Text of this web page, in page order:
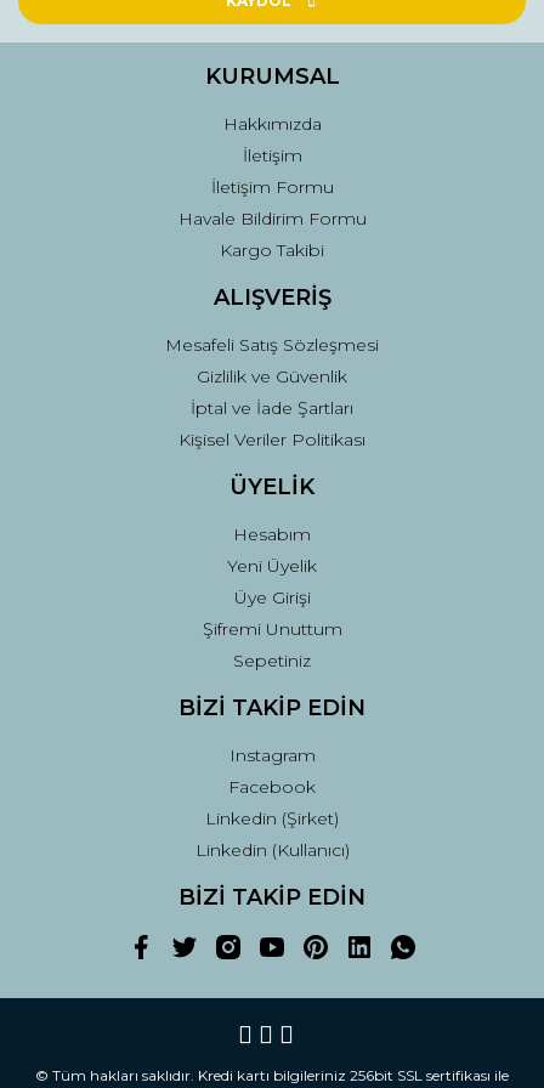
Ürün fiyatı diğer sitelerden daha pahalı.
Gönder
KURUMSAL
Hakkımızda
İletişim
İletişim Formu
Havale Bildirim Formu
Kargo Takibi
ALIŞVERİŞ
Mesafeli Satış Sözleşmesi
Gizlilik ve Güvenlik
İptal ve İade Şartları
Kişisel Veriler Politikası
ÜYELİK
Hesabım
Yeni Üyelik
Üye Girişi
Şifremi Unuttum
Sepetiniz
BİZİ TAKİP EDİN
Instagram
Facebook
Linkedin (Şirket)
Linkedin (Kullanıcı)
BİZİ TAKİP EDİN
© Tüm hakları saklıdır. Kredi kartı bilgileriniz 256bit SSL sertifikası ile